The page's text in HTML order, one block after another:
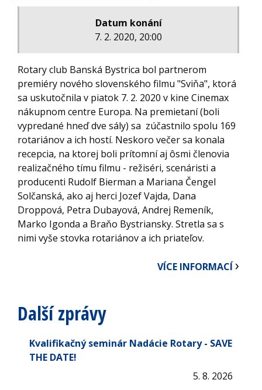
Datum konání
7. 2. 2020, 20:00
Rotary club Banská Bystrica bol partnerom
premiéry nového slovenského filmu "Sviňa", ktorá
sa uskutočnila v piatok 7. 2. 2020 v kine Cinemax
nákupnom centre Europa. Na premietaní (boli
vypredané hneď dve sály) sa zúčastnilo spolu 169
rotariánov a ich hostí. Neskoro večer sa konala
recepcia, na ktorej boli prítomní aj ôsmi členovia
realizačného tímu filmu - režiséri, scenáristi a
producenti Rudolf Bierman a Mariana Čengel
Solčanská, ako aj herci Jozef Vajda, Dana
Droppová, Petra Dubayová, Andrej Remeník,
Marko Igonda a Braňo Bystriansky. Stretla sa s
nimi vyše stovka rotariánov a ich priateľov.
VÍCE INFORMACÍ
Další zprávy
Kvalifikačný seminár Nadácie Rotary - SAVE
THE DATE!
5. 8. 2026